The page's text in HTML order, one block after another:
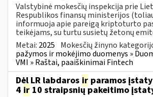
Valstybinė mokesčių inspekcija prie
Respublikos finansų ministerijos
informuoja apie pareigą kriptoturto
teikėjams, su turtu susietų žetonų
Metai: 2025 Mokesčių žinyno
pažymos ir mokėjimo duomenys »
VMI » Raštai, paaiškinimai Fintech
Dėl LR labdaros ir paramos
4 ir 10 straipsnių pakeitimo